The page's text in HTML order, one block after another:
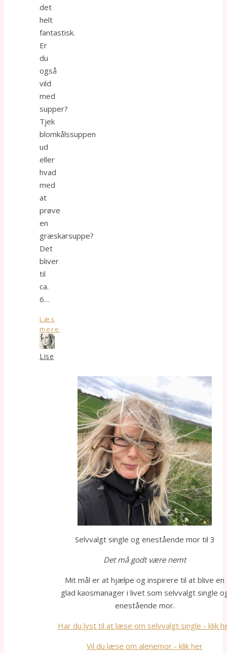
det
helt
fantastisk.
Er
du
også
vild
med
supper?
Tjek
blomkålssuppen
ud
eller
hvad
med
at
prøve
en
græskarsuppe?
Det
bliver
til
ca.
6…
Læs
mere
Lise
Selvvalgt single og enestående mor til 3
Det må godt være nemt
Mit mål er at hjælpe og inspirere til at blive en
glad kaosmanager i livet som selvvalgt single
enestående mor.
Har du lyst til at læse om selvvalgt single - klik
Vil du læse om alenemor - klik her